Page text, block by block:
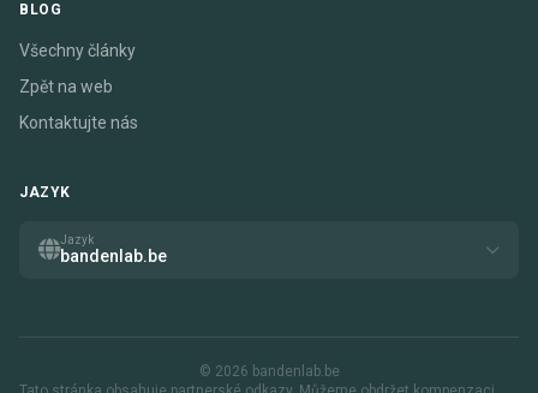
BLOG
Všechny články
Zpět na web
Kontaktujte nás
JAZYK
Jazyk
bandenlab.be
© 2026 bandenlab.be